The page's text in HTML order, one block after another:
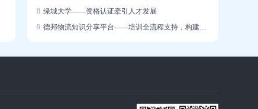
8 绿城大学——资格认证牵引人才发展
9 德邦物流知识分享平台——培训全流程支持，构建学习社区